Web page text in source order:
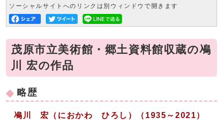
ソーシャルサイトへのリンクは別ウィンドウで開きます
茂原市立美術館・郷土資料館収蔵の鳰
川 宏の作品
略歴
鳰川 宏（におかわ ひろし）（1935～2021）